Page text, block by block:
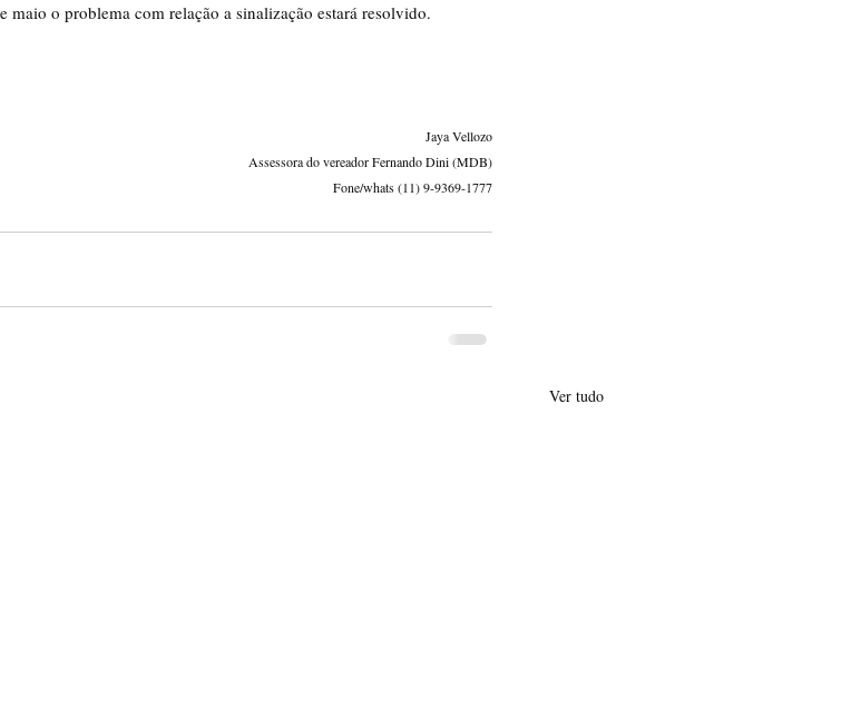
o problema com relação a sinalização estará resolvido.
Jaya Vellozo
Assessora do vereador Fernando Dini (MDB)
Fone/whats (11) 9-9369-1777
Ver tudo